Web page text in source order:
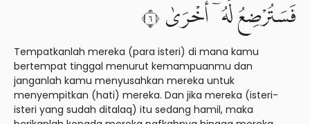
فَسَتُرْضِعُ لَهُۥٓ أُخْرَىٰ ٦
Tempatkanlah mereka (para isteri) di mana kamu
bertempat tinggal menurut kemampuanmu dan
janganlah kamu menyusahkan mereka untuk
menyempitkan (hati) mereka. Dan jika mereka (isteri-
isteri yang sudah ditalaq) itu sedang hamil, maka